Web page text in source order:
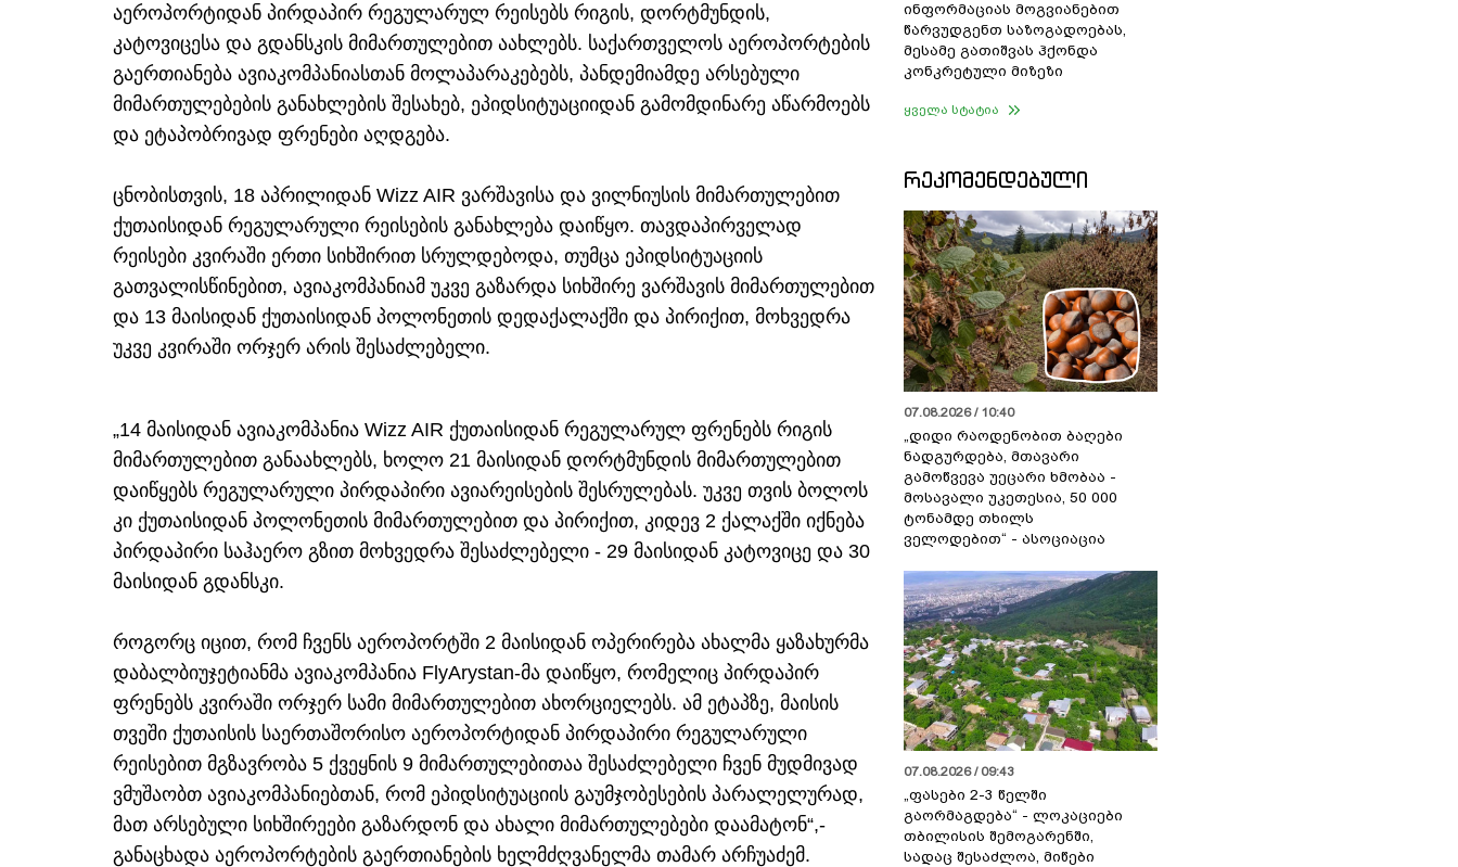
აეროპორტიდან პირდაპირ რეგულარულ რეისებს რიგის, დორტმუნდის,
კატოვიცესა და გდანსკის მიმართულებით აახლებს. საქართველოს აეროპორტების
გაერთიანება ავიაკომპანიასთან მოლაპარაკებებს, პანდემიამდე არსებული
მიმართულებების განახლების შესახებ, ეპიდსიტუაციიდან გამომდინარე აწარმოებს
და ეტაპობრივად ფრენები აღდგება.
ცნობისთვის, 18 აპრილიდან Wizz AIR ვარშავისა და ვილნიუსის მიმართულებით
ქუთაისიდან რეგულარული რეისების განახლება დაიწყო. თავდაპირველად
რეისები კვირაში ერთი სიხშირით სრულდებოდა, თუმცა ეპიდსიტუაციის
გათვალისწინებით, ავიაკომპანიამ უკვე გაზარდა სიხშირე ვარშავის მიმართულებით
და 13 მაისიდან ქუთაისიდან პოლონეთის დედაქალაქში და პირიქით, მოხვედრა
უკვე კვირაში ორჯერ არის შესაძლებელი.
„14 მაისიდან ავიაკომპანია Wizz AIR ქუთაისიდან რეგულარულ ფრენებს რიგის
მიმართულებით განაახლებს, ხოლო 21 მაისიდან დორტმუნდის მიმართულებით
დაიწყებს რეგულარული პირდაპირი ავიარეისების შესრულებას. უკვე თვის ბოლოს
კი ქუთაისიდან პოლონეთის მიმართულებით და პირიქით, კიდევ 2 ქალაქში იქნება
პირდაპირი საჰაერო გზით მოხვედრა შესაძლებელი - 29 მაისიდან კატოვიცე და 30
მაისიდან გდანსკი.
როგორც იცით, რომ ჩვენს აეროპორტში 2 მაისიდან ოპერირება ახალმა ყაზახურმა
დაბალბიუჯეტიანმა ავიაკომპანია FlyArystan-მა დაიწყო, რომელიც პირდაპირ
ფრენებს კვირაში ორჯერ სამი მიმართულებით ახორციელებს. ამ ეტაპზე, მაისის
თვეში ქუთაისის საერთაშორისო აეროპორტიდან პირდაპირი რეგულარული
რეისებით მგზავრობა 5 ქვეყნის 9 მიმართულებითაა შესაძლებელი ჩვენ მუდმივად
ვმუშაობთ ავიაკომპანიებთან, რომ ეპიდსიტუაციის გაუმჯობესების პარალელურად,
მათ არსებული სიხშირეები გაზარდონ და ახალი მიმართულებები დაამატონ“,-
განაცხადა აეროპორტების გაერთიანების ხელმძღვანელმა თამარ არჩუაძემ.
ინფორმაციას მოგვიანებით
წარვუდგენთ საზოგადოებას,
მესამე გათიშვას ჰქონდა
კონკრეტული მიზეზი
ყველა სტატია
ᲠᲔᲙᲝᲛᲔᲜᲓᲔᲑᲣᲚᲘ
07.08.2026 / 10:40
„დიდი რაოდენობით ბაღები
ნადგურდება, მთავარი
გამოწვევა უეცარი ხმობაა -
მოსავალი უკეთესია, 50 000
ტონამდე თხილს
ველოდებით“ - ასოციაცია
07.08.2026 / 09:43
„ფასები 2-3 წელში
გაორმაგდება“ - ლოკაციები
თბილისის შემოგარენში,
სადაც შესაძლოა, მიწები